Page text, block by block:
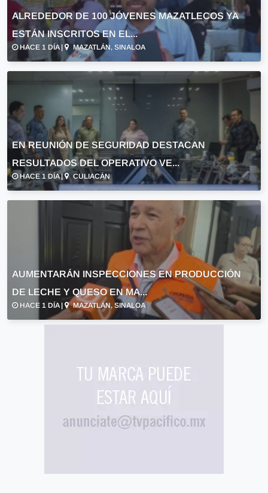
ALREDEDOR DE 100 JÓVENES MAZATLECOS YA
ESTÁN INSCRITOS EN EL...
HACE 1 DÍA | MAZATLÁN, SINALOA
EN REUNIÓN DE SEGURIDAD DESTACAN
RESULTADOS DEL OPERATIVO VE...
HACE 1 DÍA | CULIACÁN
AUMENTARÁN INSPECCIONES EN PRODUCCIÓN
DE LECHE Y QUESO EN MA...
HACE 1 DÍA | MAZATLÁN, SINALOA